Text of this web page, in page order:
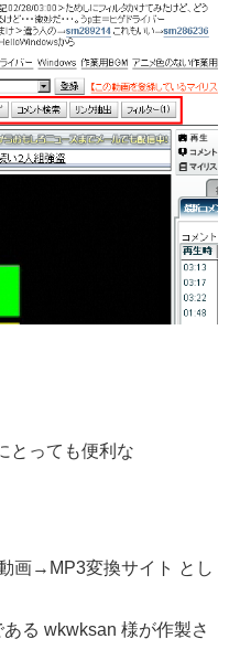
とっても便利な
画→MP3変換サイト とし
ある wkwksan 様が作製さ